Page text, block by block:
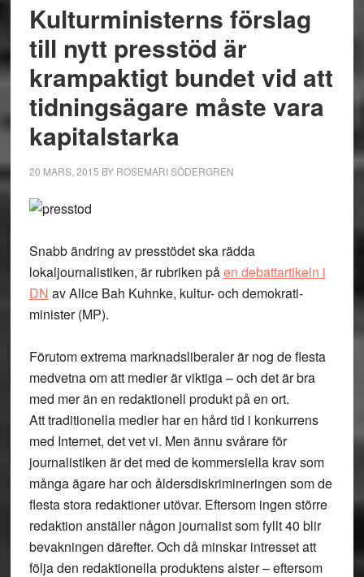
Kulturministerns förslag
till nytt presstöd är
krampaktigt bundet vid att
tidningsägare måste vara
kapitalstarka
20 MARS, 2015 BY ROSEMARI SÖDERGREN
Snabb ändring av presstödet ska rädda
lokaljournalistiken, är rubriken påen debattartikeln i
DN av Alice Bah Kuhnke, kultur- och demokrati­
minister (MP).
Förutom extrema marknadsliberaler är nog de flesta
medvetna om att medier är viktiga – och det är bra
med mer än en redaktionell produkt på en ort.
Att traditionella medier har en hård tid i konkurrens
med Internet, det vet vi. Men ännu svårare för
journalistiken är det med de kommersiella krav som
många ägare har och åldersdiskrimineringen som de
flesta stora redaktioner utövar. Eftersom ingen större
redaktion anställer någon journalist som fyllt 40 blir
bevakningen därefter. Och då minskar intresset att
följa den redaktionella produktens alster – eftersom